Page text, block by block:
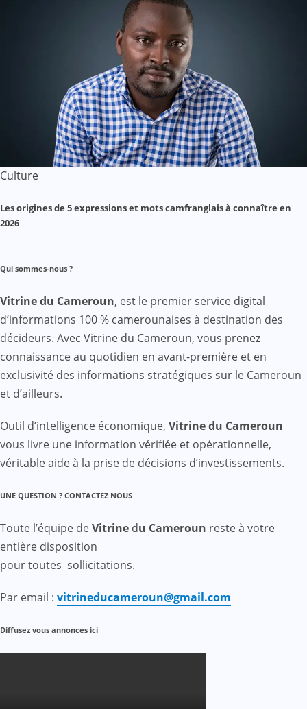
Culture
Les origines de 5 expressions et mots camfranglais à connaître en
2026
Qui sommes-nous ?
Vitrine du Cameroun, est le premier service digital
d’informations 100 % camerounaises à destination des
décideurs. Avec Vitrine du Cameroun, vous prenez
connaissance au quotidien en avant-première et en
exclusivité des informations stratégiques sur le Cameroun
et d’ailleurs.
Outil d’intelligence économique, Vitrine du Cameroun
vous livre une information vérifiée et opérationnelle,
véritable aide à la prise de décisions d’investissements.
UNE QUESTION ? CONTACTEZ NOUS
Toute l’équipe deVitrine du Cameroun reste à votre
entière disposition
pour toutes sollicitations.
Par email : vitrineducameroun@gmail.com
Diffusez vous annonces ici